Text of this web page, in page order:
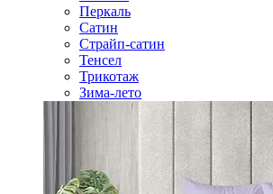
Перкаль
Сатин
Страйп-сатин
Тенсел
Трикотаж
Зима-лето